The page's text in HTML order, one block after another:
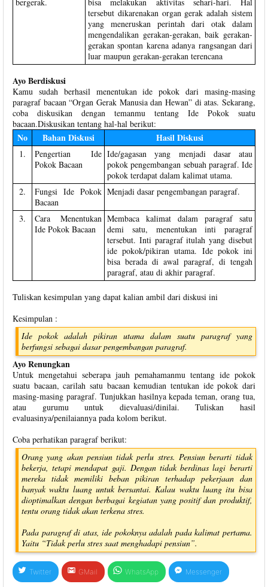
tersebut dikarenakan organ gerak adalah sistem
yang meneruskan perintah dari otak dalam
mengendalikan gerakan-gerakan, baik gerakan-
gerakan spontan karena adanya rangsangan dari
luar maupun gerakan-gerakan terencana
Ayo Berdiskusi
Kamu sudah berhasil menentukan ide pokok dari masing-masing
paragraf bacaan “Organ Gerak Manusia dan Hewan” di atas. Sekarang,
coba diskusikan dengan temanmu tentang Ide Pokok suatu
bacaan.Diskusikan tentang hal-hal berikut:
No Bahan Diskusi Hasil Diskusi
1.
Pengertian Ide
Pokok Bacaan
Ide/gagasan yang menjadi dasar atau
pokok pengembangan sebuah paragraf. Ide
pokok terdapat dalam kalimat utama.
2.
Fungsi Ide Pokok
Bacaan
Menjadi dasar pengembangan paragraf.
3.
Cara Menentukan
Ide Pokok Bacaan
Membaca kalimat dalam paragraf satu
demi satu, menentukan inti paragraf
tersebut. Inti paragraf itulah yang disebut
ide pokok/pikiran utama. Ide pokok ini
bisa berada di awal paragraf, di tengah
paragraf, atau di akhir paragraf.
Tuliskan kesimpulan yang dapat kalian ambil dari diskusi ini
Kesimpulan :
Ide pokok adalah pikiran utama dalam suatu paragraf yang
berfungsi sebagai dasar pengembangan paragraf.
Ayo Renungkan
Untuk mengetahui seberapa jauh pemahamanmu tentang ide pokok
suatu bacaan, carilah satu bacaan kemudian tentukan ide pokok dari
masing-masing paragraf. Tunjukkan hasilnya kepada teman, orang tua,
atau gurumu untuk dievaluasi/dinilai. Tuliskan hasil
evaluasinya/penilaiannya pada kolom berikut.
Coba perhatikan paragraf berikut:
Orang yang akan pensiun tidak perlu stres. Pensiun berarti tidak
bekerja, tetapi mendapat gaji. Dengan tidak berdinas lagi berarti
mereka tidak memiliki beban pikiran terhadap pekerjaan dan
banyak waktu luang untuk bersantai. Kalau waktu luang itu bisa
dioptimalkan dengan berbagai kegiatan yang positif dan produktif,
tentu orang tidak akan terkena stres.
Pada paragraf di atas, ide pokoknya adalah pada kalimat pertama.
Yaitu “Tidak perlu stres saat menghadapi pensiun”.
Twitter GMail WhatsApp Messenger